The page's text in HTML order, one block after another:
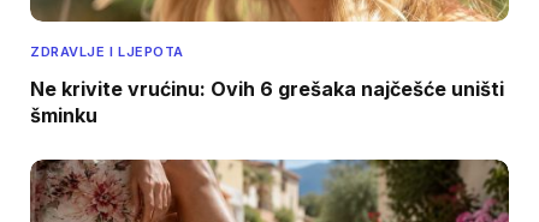
ZDRAVLJE I LJEPOTA
Ne krivite vrućinu: Ovih 6 grešaka najčešće uništi
šminku